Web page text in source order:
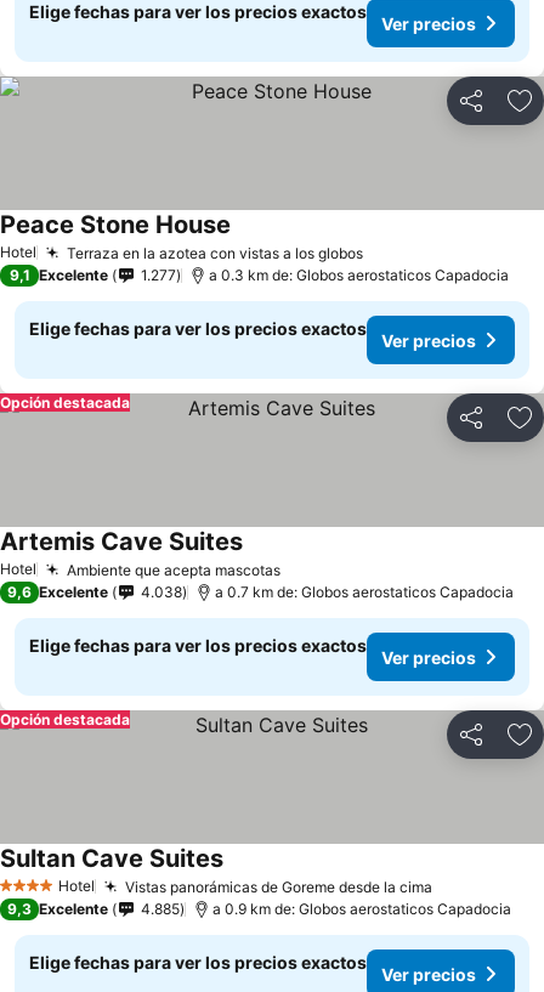
Elige fechas para ver los precios exactos
Ver precios
Compartir
Hotel Terraza en la azotea con vistas a los globos
Peace Stone House
9,1 Excelente 1.277 a 0.3 km de: Globos aerostaticos Capadocia
Elige fechas para ver los precios exactos
Ver precios
Compartir
Opción destacada
Hotel Ambiente que acepta mascotas
Artemis Cave Suites
9,6 Excelente 4.038 a 0.7 km de: Globos aerostaticos Capadocia
Elige fechas para ver los precios exactos
Ver precios
Compartir
Opción destacada
4 EstrellasHotel Vistas panorámicas de Goreme desde la cima
Sultan Cave Suites
9,3 Excelente 4.885 a 0.9 km de: Globos aerostaticos Capadocia
Elige fechas para ver los precios exactos
Ver precios